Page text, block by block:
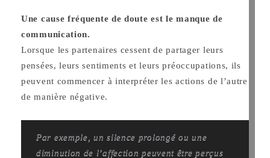
Une cause fréquente de doute est le manque de
communication.
Lorsque les partenaires cessent de partager leurs
pensées, leurs sentiments et leurs préoccupations, ils
peuvent commencer à interpréter les actions de l’autre
de manière négative.
Par exemple, un silence prolongé ou une
diminution de l’affection peuvent être perçus